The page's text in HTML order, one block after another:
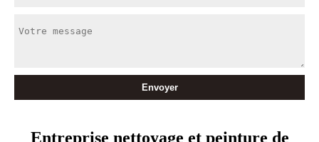
Entreprise nettoyage et peinture de